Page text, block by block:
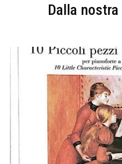
Dalla